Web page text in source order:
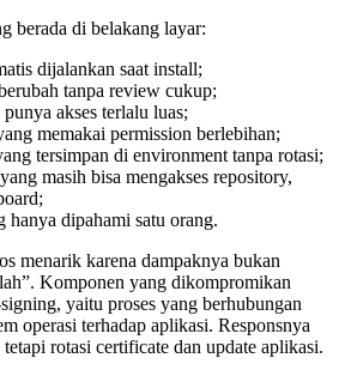
berada di belakang layar:
dijalankan saat install;
tanpa review cukup;
akses terlalu luas;
memakai permission berlebihan;
tersimpan di environment tanpa rotasi;
masih bisa mengakses repository,
hanya dipahami satu orang.
menarik karena dampaknya bukan
Komponen yang dikompromikan
yaitu proses yang berhubungan
operasi terhadap aplikasi. Responsnya
rotasi certificate dan update aplikasi.